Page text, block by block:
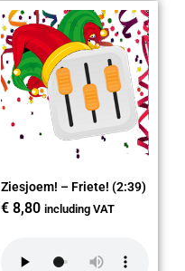
Ziesjoem! – Friete! (2:39)
€ 8,80 including VAT